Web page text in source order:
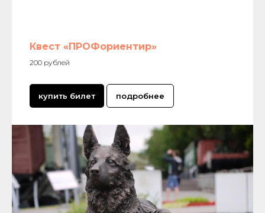
Квест «ПРОФориентир»
200 рублей
купить билет подробнее